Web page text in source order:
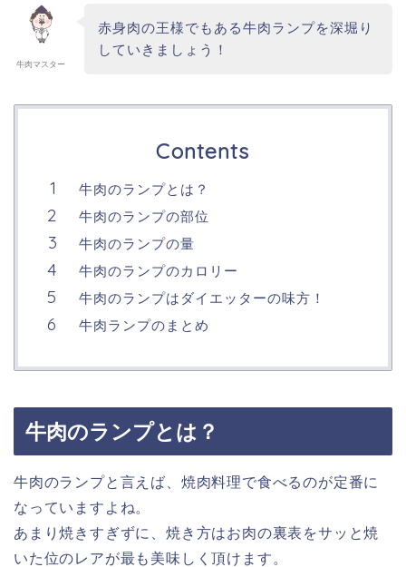
牛肉マスター
赤身肉の王様でもある牛肉ランプを深堀り
していきましょう！
Contents
牛肉のランプとは？
牛肉のランプの部位
牛肉のランプの量
牛肉のランプのカロリー
牛肉のランプはダイエッターの味方！
牛肉ランプのまとめ
牛肉のランプとは？
牛肉のランプと言えば、焼肉料理で食べるのが定番に
なっていますよね。
あまり焼きすぎずに、焼き方はお肉の裏表をサッと焼
いた位のレアが最も美味しく頂けます。